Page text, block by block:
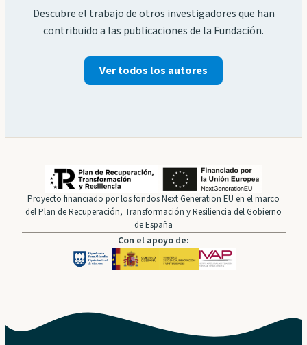
Descubre el trabajo de otros investigadores que han
contribuido a las publicaciones de la Fundación.
Ver todos los autores
Proyecto financiado por los fondos Next Generation EU en el marco
del Plan de Recuperación, Transformación y Resiliencia del Gobierno
de España
Con el apoyo de: